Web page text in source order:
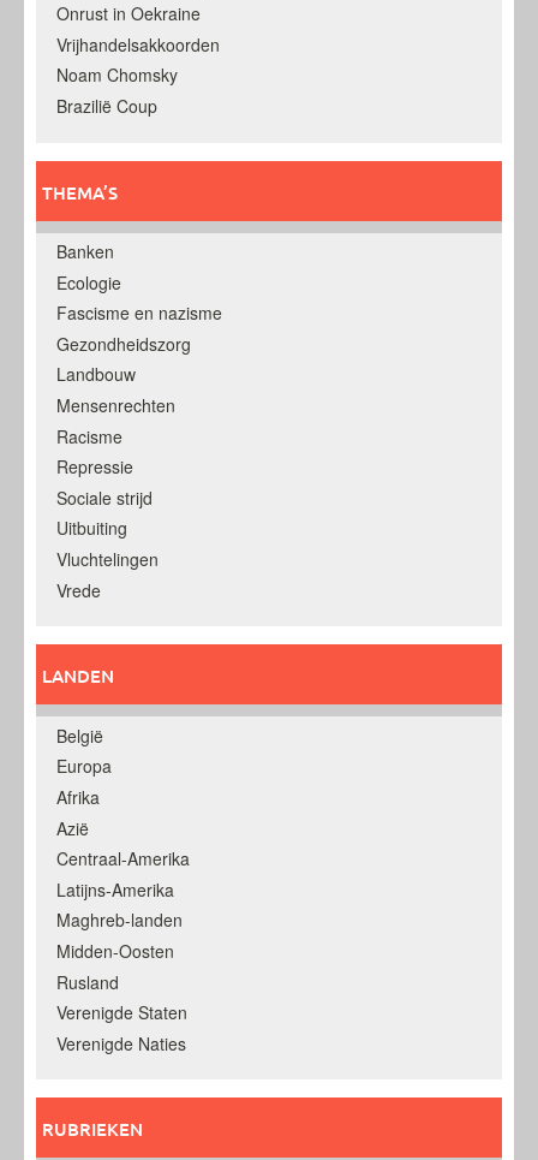
Onrust in Oekraine
Vrijhandelsakkoorden
Noam Chomsky
Brazilië Coup
THEMA’S
Banken
Ecologie
Fascisme en nazisme
Gezondheidszorg
Landbouw
Mensenrechten
Racisme
Repressie
Sociale strijd
Uitbuiting
Vluchtelingen
Vrede
LANDEN
België
Europa
Afrika
Azië
Centraal-Amerika
Latijns-Amerika
Maghreb-landen
Midden-Oosten
Rusland
Verenigde Staten
Verenigde Naties
RUBRIEKEN